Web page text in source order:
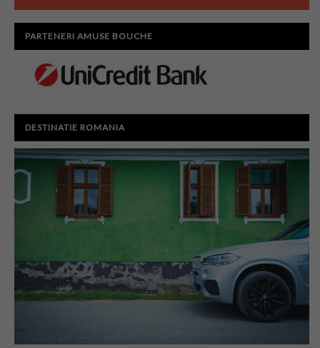
PARTENERI AMUSE BOUCHE
DESTINATIE ROMANIA